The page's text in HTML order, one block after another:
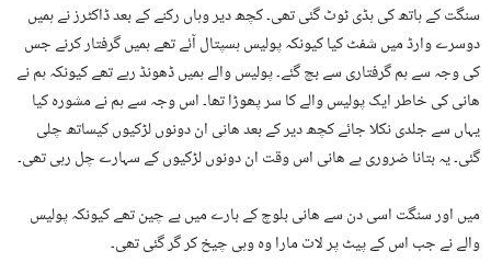
سنگت کے ہاتھ کی ہڈی ٹوٹ گئی تھی۔ کچھ دیر وہاں رکنے کے بعد ڈاکٹرز نے ہمیں
دوسرے وارڈ میں شفٹ کیا کیونکہ پولیس ہسپتال آئے تھے ہمیں گرفتار کرنے جس
کی وجہ سے ہم گرفتاری سے بچ گئے۔ پولیس والے ہمیں ڈھونڈ رہے تھے کیونکہ ہم نے
ھانی کی خاطر ایک پولیس والے کا سر پھوڑا تھا۔ اس وجہ سے ہم نے مشورہ کیا
یہاں سے جلدی نکلا جائے کچھ دیر کے بعد ھانی ان دونوں لڑکیوں کیساتھ چلی
گئی۔ یہ بتانا ضروری ہے ھانی اس وقت ان دونوں لڑکیوں کے سہارے چل رہی تھی۔
میں اور سنگت اسی دن سے ھانی بلوچ کے بارے میں بے چین تھے کیونکہ پولیس
والے نے جب اس کے پیٹ پر لات مارا وہ وہی چیخ کر گر گئی تھی۔